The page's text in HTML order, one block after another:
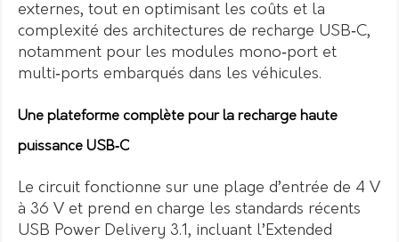
externes, tout en optimisant les coûts et la
complexité des architectures de recharge USB‑C,
notamment pour les modules mono‑port et
multi‑ports embarqués dans les véhicules.
Une plateforme complète pour la recharge haute
puissance USB‑C
Le circuit fonctionne sur une plage d’entrée de 4 V
à 36 V et prend en charge les standards récents
USB Power Delivery 3.1, incluant l’Extended